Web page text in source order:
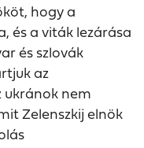
hogy a
és a viták lezárása
és szlovák
az
ukránok nem
Zelenszkij elnök